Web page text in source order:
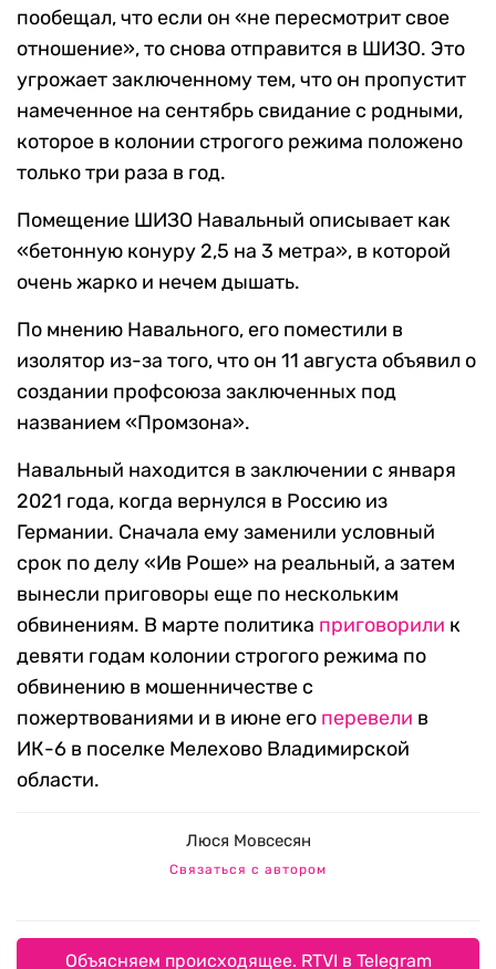
пообещал, что если он «не пересмотрит свое
отношение», то снова отправится в ШИЗО. Это
угрожает заключенному тем, что он пропустит
намеченное на сентябрь свидание с родными,
которое в колонии строгого режима положено
только три раза в год.
Помещение ШИЗО Навальный описывает как
«бетонную конуру 2,5 на 3 метра», в которой
очень жарко и нечем дышать.
По мнению Навального, его поместили в
изолятор из-за того, что он 11 августа объявил о
создании профсоюза заключенных под
названием «Промзона».
Навальный находится в заключении с января
2021 года, когда вернулся в Россию из
Германии. Сначала ему заменили условный
срок по делу «Ив Роше» на реальный, а затем
вынесли приговоры еще по нескольким
обвинениям. В марте политика приговорили к
девяти годам колонии строгого режима по
обвинению в мошенничестве с
пожертвованиями и в июне его перевели в
ИК-6 в поселке Мелехово Владимирской
области.
Люся Мовсесян
Связаться с автором
Объясняем происходящее. RTVI в Telegram